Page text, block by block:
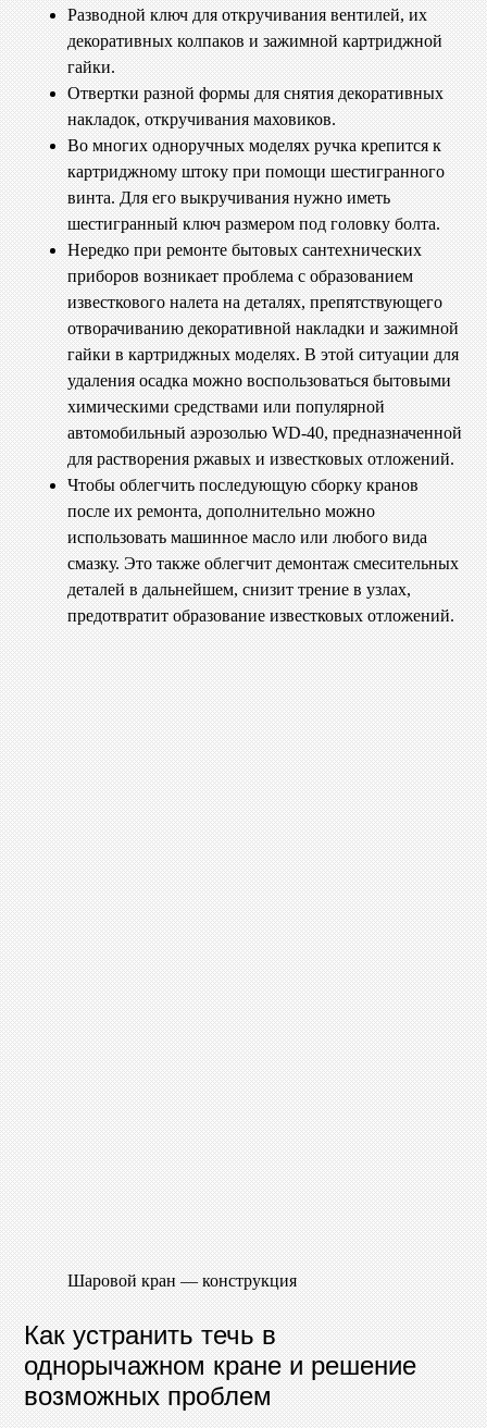
Разводной ключ для откручивания вентилей, их
декоративных колпаков и зажимной картриджной
гайки.
Отвертки разной формы для снятия декоративных
накладок, откручивания маховиков.
Во многих одноручных моделях ручка крепится к
картриджному штоку при помощи шестигранного
винта. Для его выкручивания нужно иметь
шестигранный ключ размером под головку болта.
Нередко при ремонте бытовых сантехнических
приборов возникает проблема с образованием
известкового налета на деталях, препятствующего
отворачиванию декоративной накладки и зажимной
гайки в картриджных моделях. В этой ситуации для
удаления осадка можно воспользоваться бытовыми
химическими средствами или популярной
автомобильный аэрозолью WD-40, предназначенной
для растворения ржавых и известковых отложений.
Чтобы облегчить последующую сборку кранов
после их ремонта, дополнительно можно
использовать машинное масло или любого вида
смазку. Это также облегчит демонтаж смесительных
деталей в дальнейшем, снизит трение в узлах,
предотвратит образование известковых отложений.
Шаровой кран — конструкция
Как устранить течь в
однорычажном кране и решение
возможных проблем